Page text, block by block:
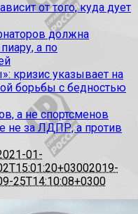
от того, куда дует
должна
а по
кризис указывает на
борьбы с бедностью
а не спортсменов
не за ЛДПР, а против
01-
2019-
25T14:10:08+0300